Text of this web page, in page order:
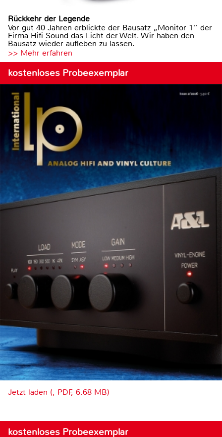
Rückkehr der Legende
Vor gut 40 Jahren erblickte der Bausatz „Monitor 1“ der
Firma Hifi Sound das Licht der Welt. Wir haben den
Bausatz wieder aufleben zu lassen.
>> Mehr erfahren
kostenloses Probeexemplar
Jetzt laden (, PDF, 6.68 MB)
kostenloses Probeexemplar